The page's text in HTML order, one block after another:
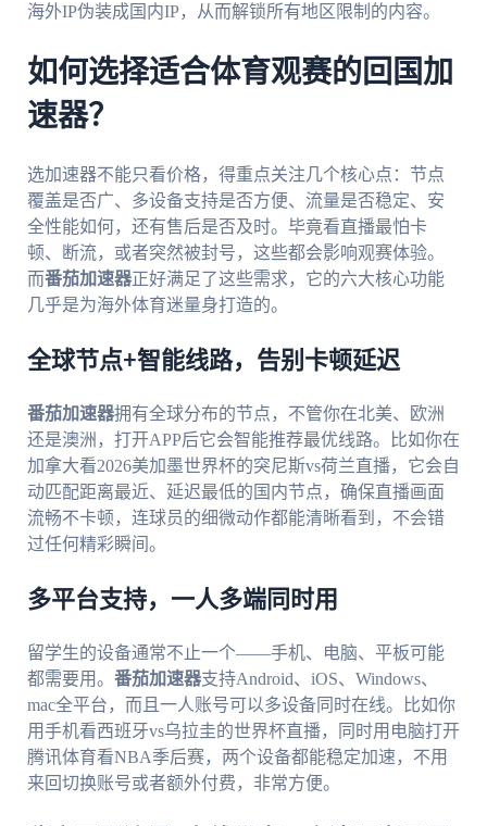
海外IP伪装成国内IP，从而解锁所有地区限制的内容。
如何选择适合体育观赛的回国加
速器？
选加速器不能只看价格，得重点关注几个核心点：节点
覆盖是否广、多设备支持是否方便、流量是否稳定、安
全性能如何，还有售后是否及时。毕竟看直播最怕卡
顿、断流，或者突然被封号，这些都会影响观赛体验。
而番茄加速器正好满足了这些需求，它的六大核心功能
几乎是为海外体育迷量身打造的。
全球节点+智能线路，告别卡顿延迟
番茄加速器拥有全球分布的节点，不管你在北美、欧洲
还是澳洲，打开APP后它会智能推荐最优线路。比如你在
加拿大看2026美加墨世界杯的突尼斯vs荷兰直播，它会自
动匹配距离最近、延迟最低的国内节点，确保直播画面
流畅不卡顿，连球员的细微动作都能清晰看到，不会错
过任何精彩瞬间。
多平台支持，一人多端同时用
留学生的设备通常不止一个——手机、电脑、平板可能
都需要用。 番茄加速器支持Android、iOS、Windows、
mac全平台，而且一人账号可以多设备同时在线。比如你
用手机看西班牙vs乌拉圭的世界杯直播，同时用电脑打开
腾讯体育看NBA季后赛，两个设备都能稳定加速，不用
来回切换账号或者额外付费，非常方便。